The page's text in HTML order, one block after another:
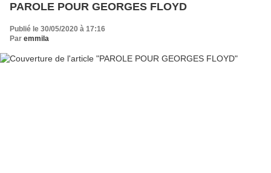
PAROLE POUR GEORGES FLOYD
Publié le 30/05/2020 à 17:16
Par emmila